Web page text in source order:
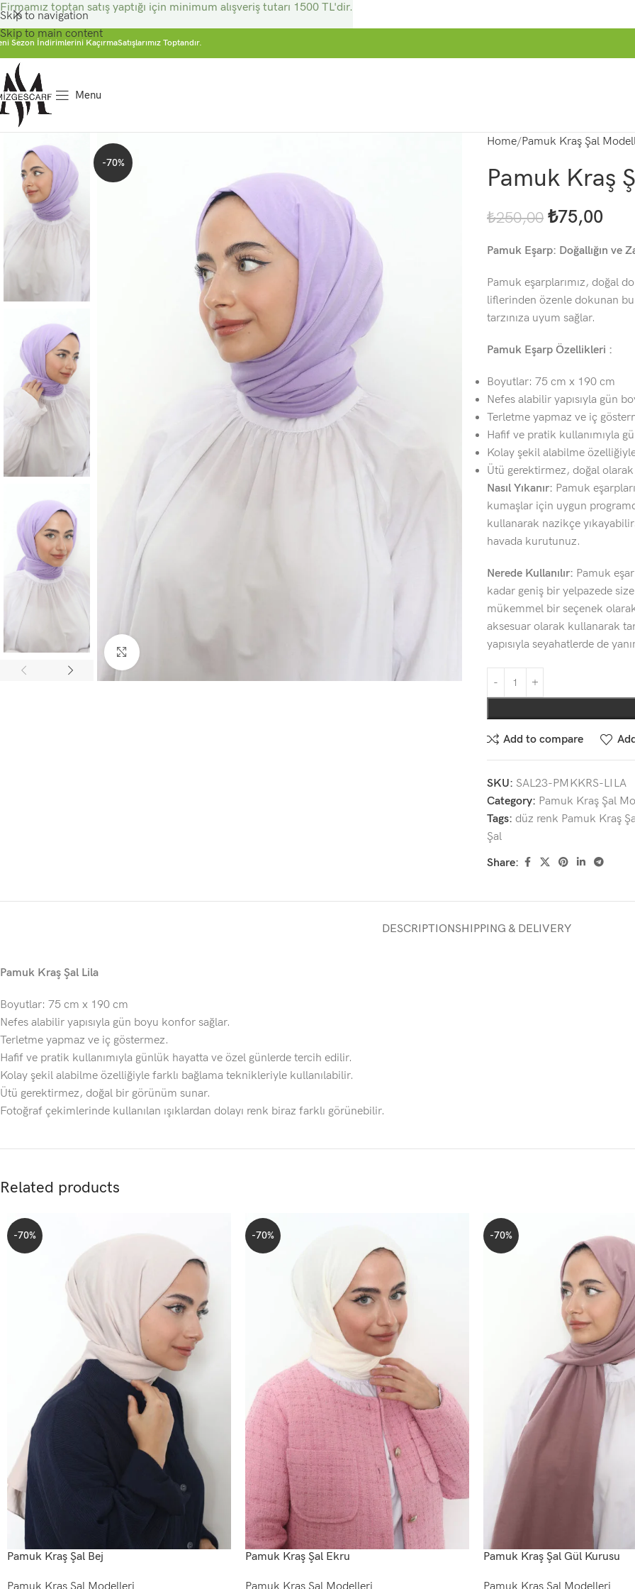
Skip to navigation
Skip to main content
Sezon İndirimlerini KaçırmaSatışlarımız Toptandır.
Menu
-70%
Home Pamuk Kraş Şal
Pamuk Kraş
₺250,00 ₺75,00
Pamuk Eşarp: Doğallığın ve
Pamuk eşarplarımız, doğal
liflerinden özenle dokunan
tarzınıza uyum sağlar.
Pamuk Eşarp Özellikleri :
Boyutlar: 75 cm x 190 cm
Nefes alabilir yapısıyla gün
Terletme yapmaz ve iç
Hafif ve pratik kullanımıyla
Kolay şekil alabilme
Ütü gerektirmez, doğal
Nasıl Yıkanır: Pamuk
kumaşlar için uygun
kullanarak nazikçe
havada kurutunuz.
Nerede Kullanılır: Pamuk
kadar geniş bir yelpazede
mükemmel bir seçenek
aksesuar olarak kullanarak
yapısıyla seyahatlerde de
Add to compare
SKU: SAL23-PMKKRS-LILA
Category: Pamuk Kraş Şal
Tags: düz renk Pamuk Kraş
Şal
Share:
DESCRIPTIONSHIPPING & DELIVERY
Pamuk Kraş Şal Lila
Boyutlar: 75 cm x 190 cm
Nefes alabilir yapısıyla gün boyu konfor sağlar.
Terletme yapmaz ve iç göstermez.
Hafif ve pratik kullanımıyla günlük hayatta ve özel günlerde tercih edilir.
Kolay şekil alabilme özelliğiyle farklı bağlama teknikleriyle kullanılabilir.
Ütü gerektirmez, doğal bir görünüm sunar.
Fotoğraf çekimlerinde kullanılan ışıklardan dolayı renk biraz farklı görünebilir.
Related products
-70%
Pamuk Kraş Şal Bej
-70%
Pamuk Kraş Şal Ekru
-70%
Pamuk Kraş Şal Gül Kurusu
Firmamız toptan satış yaptığı için minimum alışveriş tutarı 1500 TL'dir.